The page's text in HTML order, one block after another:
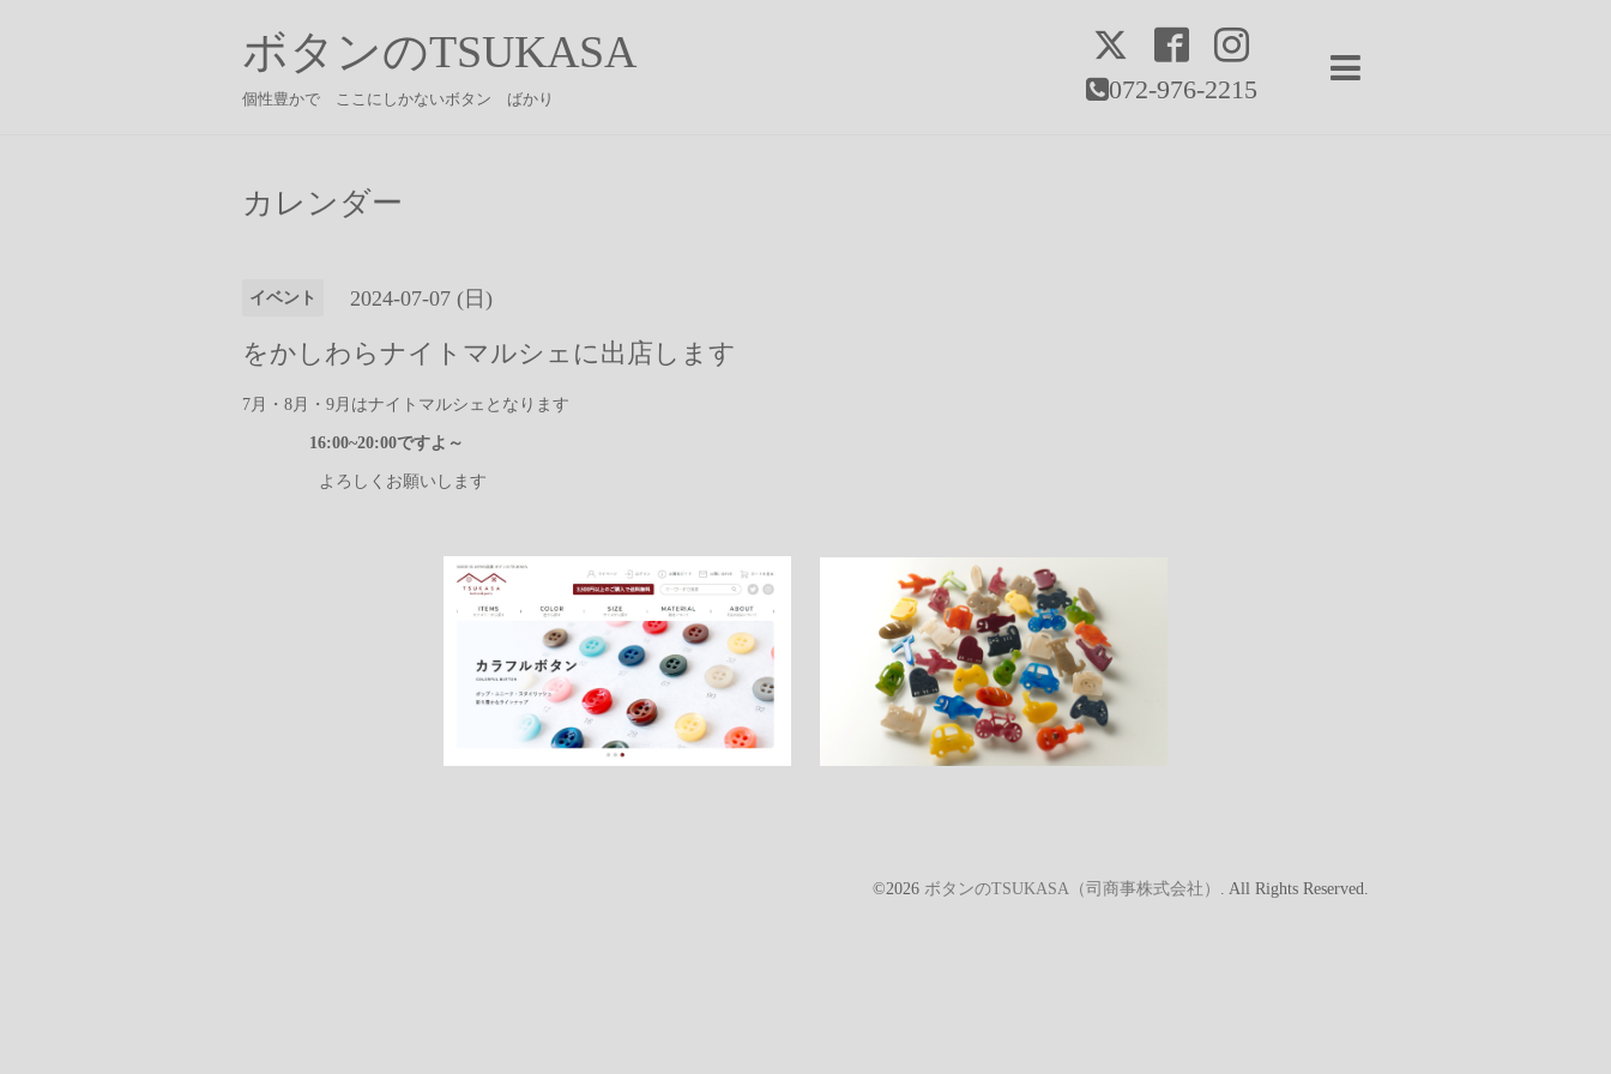
072-976-2215
ボタンのTSUKASA
個性豊かで ここにしかないボタン ばかり
カレンダー
イベント 2024-07-07 (日)
をかしわらナイトマルシェに出店します
7月・8月・9月はナイトマルシェとなります
16:00~20:00ですよ～
よろしくお願いします
©2026 ボタンのTSUKASA（司商事株式会社） . All Rights Reserved.